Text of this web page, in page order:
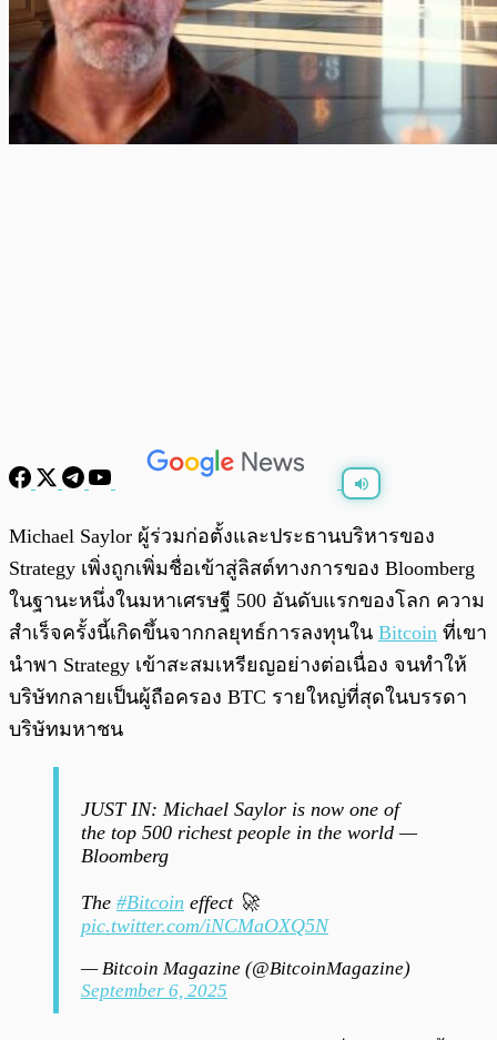
Michael Saylor ผู้ร่วมก่อตั้งและประธานบริหารของ
Strategy เพิ่งถูกเพิ่มชื่อเข้าสู่ลิสต์ทางการของ Bloomberg
ในฐานะหนึ่งในมหาเศรษฐี 500 อันดับแรกของโลก ความ
สำเร็จครั้งนี้เกิดขึ้นจากกลยุทธ์การลงทุนใน Bitcoin ที่เขา
นำพา Strategy เข้าสะสมเหรียญอย่างต่อเนื่อง จนทำให้
บริษัทกลายเป็นผู้ถือครอง BTC รายใหญ่ที่สุดในบรรดา
บริษัทมหาชน
JUST IN: Michael Saylor is now one of
the top 500 richest people in the world —
Bloomberg
The #Bitcoin effect 🚀
pic.twitter.com/iNCMaOXQ5N
— Bitcoin Magazine (@BitcoinMagazine)
September 6, 2025